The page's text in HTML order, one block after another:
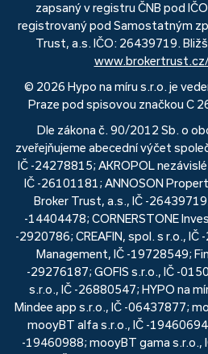
zapsaný v registru ČNB pod
registrovaný pod Samostatným
Trust, a.s. IČO: 26439719.
© 2026 Hypo na míru s.r.o. je
Praze pod spisovou značkou C
Dle zákona č. 90/2012 Sb. o
zveřejňujeme abecední výčet
IČ -24278815; AKROPOL
IČ -26101181; ANNOSON
Broker Trust, a.s., IČ -
-14404478; CORNERSTONE
-2920786; CREAFIN, spol. s r.o.,
Management, IČ -19728549;
-29276187; GOFIS s.r.o., IČ -
s.r.o., IČ -26880547; HYPO na
Mindee app s.r.o., IČ -06437877;
mooyBT alfa s.r.o., IČ -
-19460988; mooyBT gama s.r.o.,